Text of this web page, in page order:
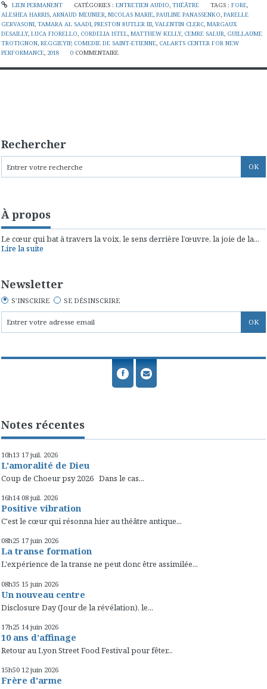
LIEN PERMANENT CATÉGORIES : ENTRETIEN AUDIO, THÉÂTRE TAGS :FORE,
ALESHEA HARRIS, ARNAUD MEUNIER, NICOLAS MARIE, PAULINE PANASSENKO, PARELLE
GERVASONI, TAMARA AL SAADI, PRESTON BUTLER III, VALENTIN CLERC, MARGAUX
DESAILLY, LUCA FIORELLO, CORDELIA ISTEL, MATTHEW KELLY, CEMRE SALUR, GUILLAUME
TROTIGNON, REGGIEYIP, COMEDIE DE SAINT-ETIENNE, CALARTS CENTER FOR NEW
PERFORMANCE, 2018 0 COMMENTAIRE
Rechercher
À propos
Le cœur qui bat à travers la voix, le sens derrière l’œuvre, la joie de la...
Lire la suite
Newsletter
S'INSCRIRE SE DÉSINSCRIRE
Notes récentes
10h13 17 juil. 2026
L'amoralité de Dieu
Coup de Choeur psy 2026 Dans le cas...
16h14 08 juil. 2026
Positive vibration
C'est le cœur qui résonna hier au théâtre antique...
08h25 17 juin 2026
La transe formation
L'expérience de la transe ne peut donc être assimilée...
08h35 15 juin 2026
Un nouveau centre
Disclosure Day (Jour de la révélation), le...
17h25 14 juin 2026
10 ans d’affinage
Retour au Lyon Street Food Festival pour fêter...
15h50 12 juin 2026
Frère d'arme